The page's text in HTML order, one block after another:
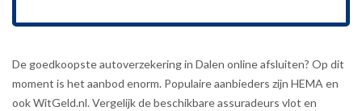
De goedkoopste autoverzekering in Dalen online afsluiten? Op dit
moment is het aanbod enorm. Populaire aanbieders zijn HEMA en
ook WitGeld.nl. Vergelijk de beschikbare assuradeurs vlot en